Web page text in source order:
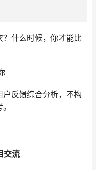
什么时候，你才能比
反馈综合分析，不构
交流